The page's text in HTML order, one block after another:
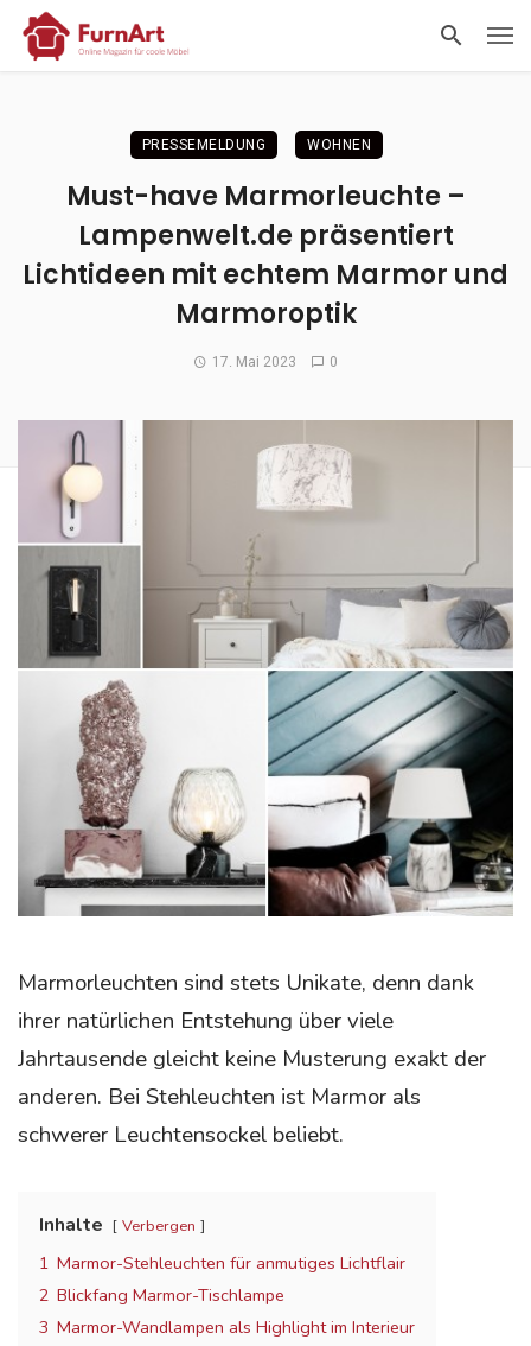
PRESSEMELDUNG WOHNEN
Must-have Marmorleuchte –
Lampenwelt.de präsentiert
Lichtideen mit echtem Marmor und
Marmoroptik
17. Mai 2023 0
Marmorleuchten sind stets Unikate, denn dank
ihrer natürlichen Entstehung über viele
Jahrtausende gleicht keine Musterung exakt der
anderen. Bei Stehleuchten ist Marmor als
schwerer Leuchtensockel beliebt.
Inhalte Verbergen
1 Marmor-Stehleuchten für anmutiges Lichtflair
2 Blickfang Marmor-Tischlampe
3 Marmor-Wandlampen als Highlight im Interieur